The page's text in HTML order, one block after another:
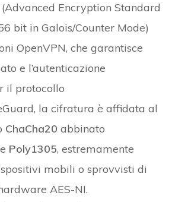
(Advanced Encryption Standard
bit in Galois/Counter Mode)
OpenVPN, che garantisce
e l’autenticazione
il protocollo
la cifratura è affidata al
ChaCha20 abbinato
Poly1305, estremamente
mobili o sprovvisti di
AES-NI.